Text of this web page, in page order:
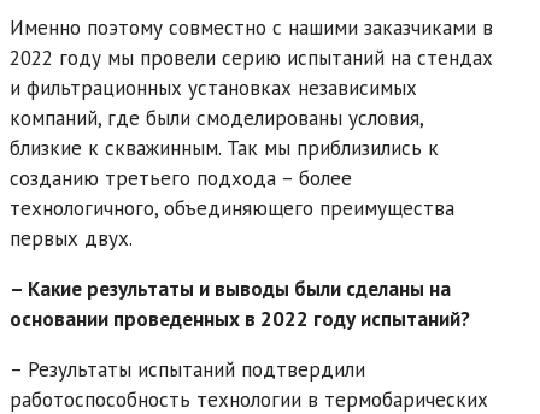
Именно поэтому совместно с нашими заказчиками в
2022 году мы провели серию испытаний на стендах
и фильтрационных установках независимых
компаний, где были смоделированы условия,
близкие к скважинным. Так мы приблизились к
созданию третьего подхода – более
технологичного, объединяющего преимущества
первых двух.
– Какие результаты и выводы были сделаны на
основании проведенных в 2022 году испытаний?
– Результаты испытаний подтвердили
работоспособность технологии в термобарических